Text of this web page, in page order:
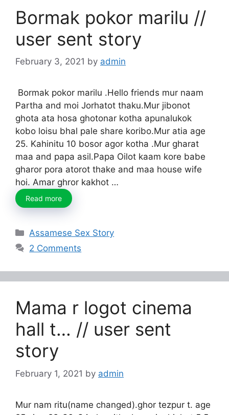
Bormak pokor marilu //
user sent story
February 3, 2021 by admin
Bormak pokor marilu .Hello friends mur naam
Partha and moi Jorhatot thaku.Mur jibonot
ghota ata hosa ghotonar kotha apunalukok
kobo loisu bhal pale share koribo.Mur atia age
25. Kahinitu 10 bosor agor kotha .Mur gharat
maa and papa asil.Papa Oilot kaam kore babe
gharor pora atorot thake and maa house wife
hoi. Amar ghror kakhot …
Read more
Categories
Assamese Sex Story
2 Comments
Mama r logot cinema
hall t… // user sent
story
February 1, 2021 by admin
Mur nam ritu(name changed).ghor tezpur t. age